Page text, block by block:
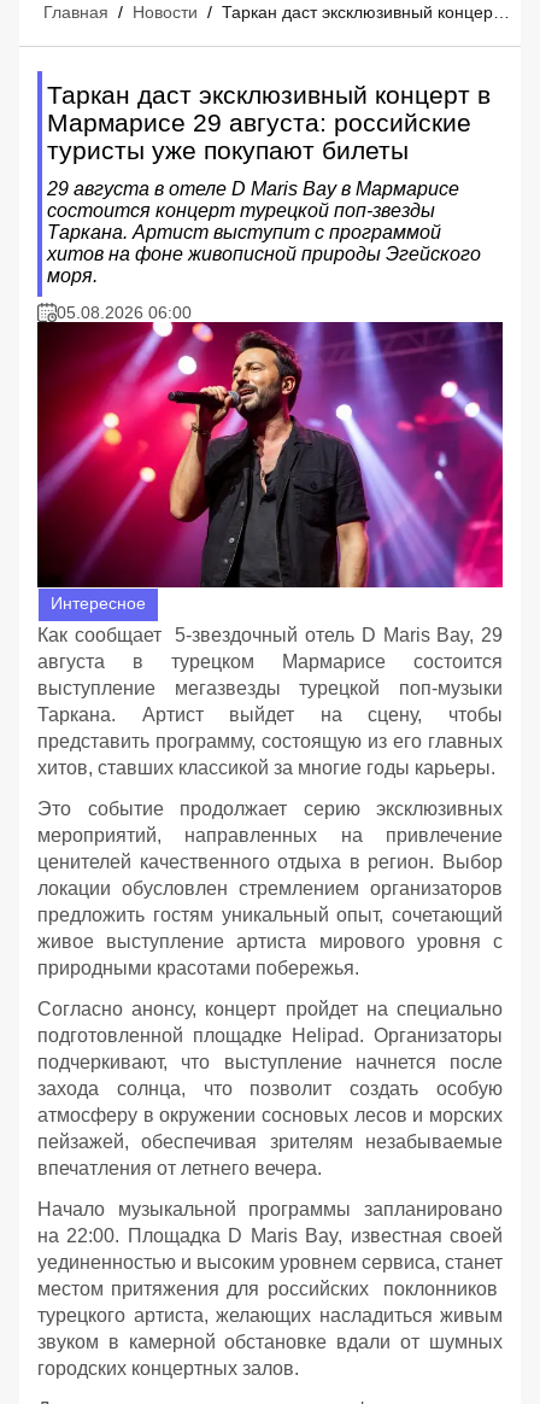
Главная / Новости /
Таркан даст эксклюзивный концерт в
Мармарисе 29 августа: российские
туристы уже покупают билеты
29 августа в отеле D Maris Bay в Мармарисе
состоится концерт турецкой поп-звезды
Таркана. Артист выступит с программой
хитов на фоне живописной природы Эгейского
моря.
05.08.2026 06:00
Интересное
Как сообщает 5-звездочный отель D Maris Bay, 29
августа в турецком Мармарисе состоится
выступление мегазвезды турецкой поп-музыки
Таркана. Артист выйдет на сцену, чтобы
представить программу, состоящую из его главных
хитов, ставших классикой за многие годы карьеры.
Это событие продолжает серию эксклюзивных
мероприятий, направленных на привлечение
ценителей качественного отдыха в регион. Выбор
локации обусловлен стремлением организаторов
предложить гостям уникальный опыт, сочетающий
живое выступление артиста мирового уровня с
природными красотами побережья.
Согласно анонсу, концерт пройдет на специально
подготовленной площадке Helipad. Организаторы
подчеркивают, что выступление начнется после
захода солнца, что позволит создать особую
атмосферу в окружении сосновых лесов и морских
пейзажей, обеспечивая зрителям незабываемые
впечатления от летнего вечера.
Начало музыкальной программы запланировано
на 22:00. Площадка D Maris Bay, известная своей
уединенностью и высоким уровнем сервиса, станет
местом притяжения для российских поклонников
турецкого артиста, желающих насладиться живым
звуком в камерной обстановке вдали от шумных
городских концертных залов.